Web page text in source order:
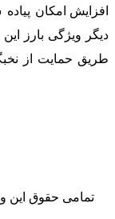
افزایش امکان
دیگر ویژگی بارز
طریق حمایت از
تمامی حقوق این